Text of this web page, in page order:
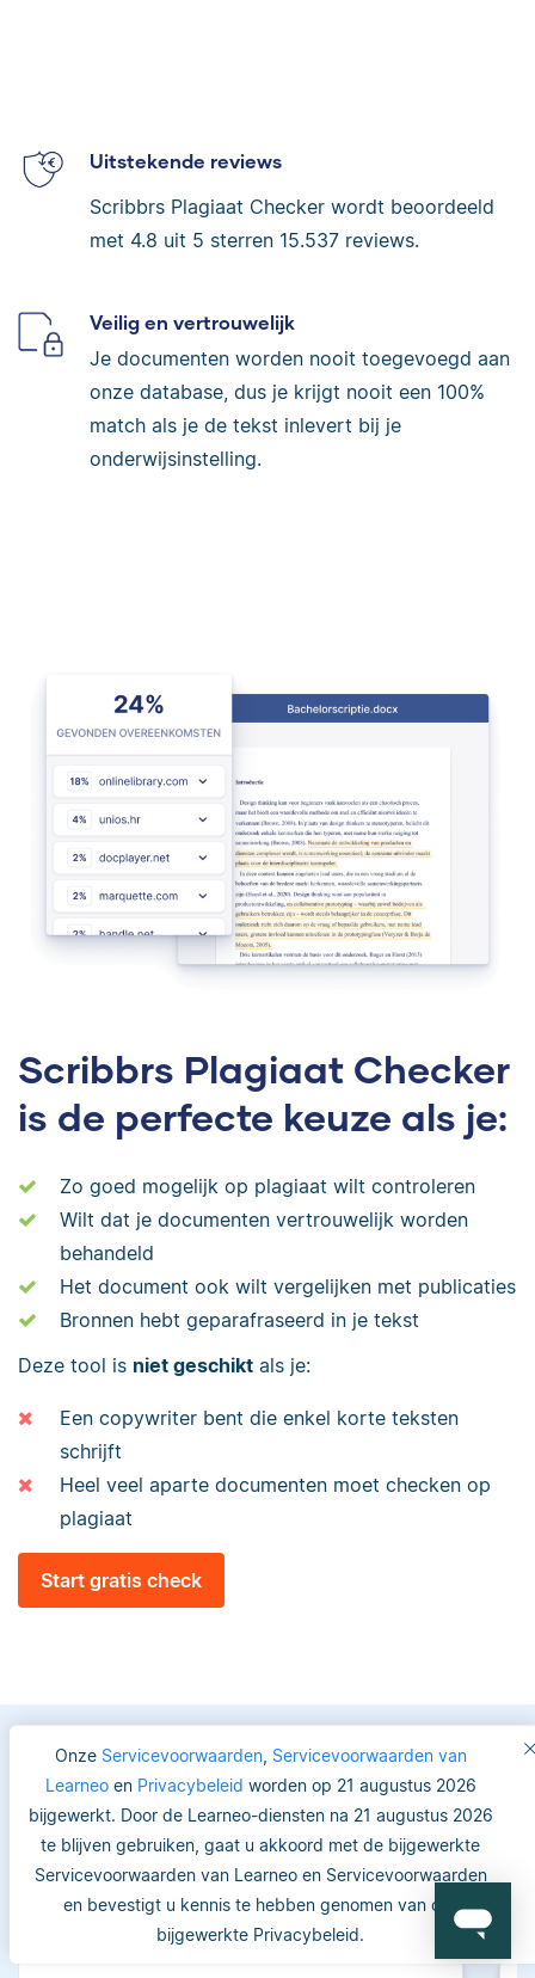
Onze Servicevoorwaarden, Servicevoorwaarden van
Learneoen Privacybeleid worden op 21 augustus 2026
bijgewerkt. Door de Learneo-diensten na 21 augustus 2026
te blijven gebruiken, gaat u akkoord met de bijgewerkte
Servicevoorwaarden van Learneo en Servicevoorwaarden
en bevestigt u kennis te hebben genomen van ons
bijgewerkte Privacybeleid.
Uitstekende reviews
Scribbrs Plagiaat Checker wordt beoordeeld
met 4.8 uit 5 sterren 15.537 reviews.
Veilig en vertrouwelijk
Je documenten worden nooit toegevoegd aan
onze database, dus je krijgt nooit een 100%
match als je de tekst inlevert bij je
onderwijsinstelling.
Scribbrs Plagiaat Checker
is de perfecte keuze als je:
Zo goed mogelijk op plagiaat wilt controleren
Wilt dat je documenten vertrouwelijk worden
behandeld
Het document ook wilt vergelijken met publicaties
Bronnen hebt geparafraseerd in je tekst
Deze tool is niet geschikt als je:
Een copywriter bent die enkel korte teksten
schrijft
Heel veel aparte documenten moet checken op
plagiaat
Start gratis check
Vertrouwde keuze voor
studenten en academici